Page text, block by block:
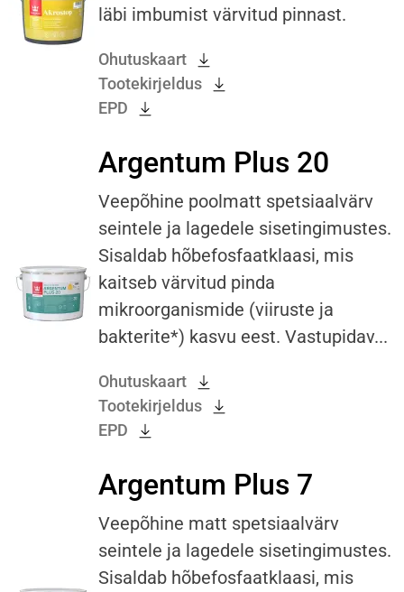
läbi imbumist värvitud pinnast.
Ohutuskaart
Tootekirjeldus
EPD
Argentum Plus 20
Veepõhine poolmatt spetsiaalvärv
seintele ja lagedele sisetingimustes.
Sisaldab hõbefosfaatklaasi, mis
kaitseb värvitud pinda
mikroorganismide (viiruste ja
bakterite*) kasvu eest. Vastupidav...
Ohutuskaart
Tootekirjeldus
EPD
Argentum Plus 7
Veepõhine matt spetsiaalvärv
seintele ja lagedele sisetingimustes.
Sisaldab hõbefosfaatklaasi, mis